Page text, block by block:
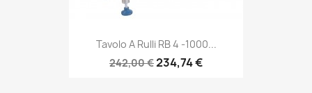
Tavolo A Rulli RB 4 -1000...
242,00 €234,74 €